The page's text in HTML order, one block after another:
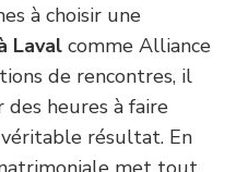
à choisir une
Laval comme Alliance
de rencontres, il
des heures à faire
résultat. En